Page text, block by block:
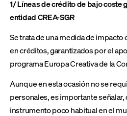
1/ Líneas de crédito de bajo coste
entidad CREA-SGR
Se trata de una medida de
en créditos, garantizados por el
programa Europa Creativa de la
Aunque en esta ocasión no se
personales, es importante señalar,
instrumento poco habitual en el